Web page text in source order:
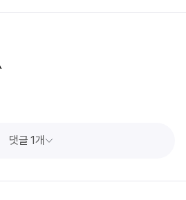
댓글 1개